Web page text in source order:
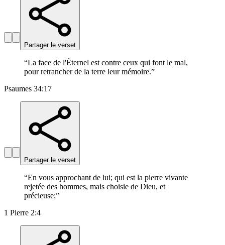
Partager le verset
“La face de l'Éternel est contre ceux qui font le mal,
pour retrancher de la terre leur mémoire.”
Psaumes 34:17
Partager le verset
“En vous approchant de lui; qui est la pierre vivante
rejetée des hommes, mais choisie de Dieu, et
précieuse;”
1 Pierre 2:4